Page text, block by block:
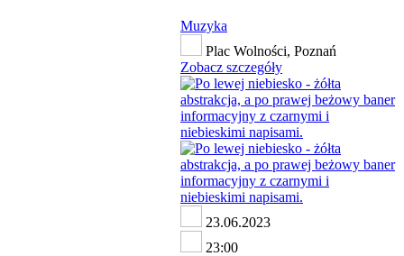
Muzyka
Plac Wolności, Poznań
Zobacz szczegóły
23.06.2023
23:00